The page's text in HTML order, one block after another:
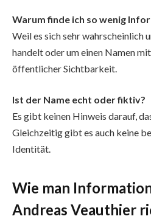
Warum finde ich so wenig
Weil es sich sehr wahrscheinlich
handelt oder um einen Namen
öffentlicher Sichtbarkeit.
Ist der Name echt oder fiktiv?
Es gibt keinen Hinweis darauf,
Gleichzeitig gibt es auch keine
Identität.
Wie man
Andreas Veauthier